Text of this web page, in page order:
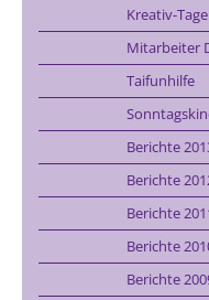
Kreativ-Tage
Mitarbeiter
Taifunhilfe
Berichte
Berichte
Berichte
Berichte
Berichte